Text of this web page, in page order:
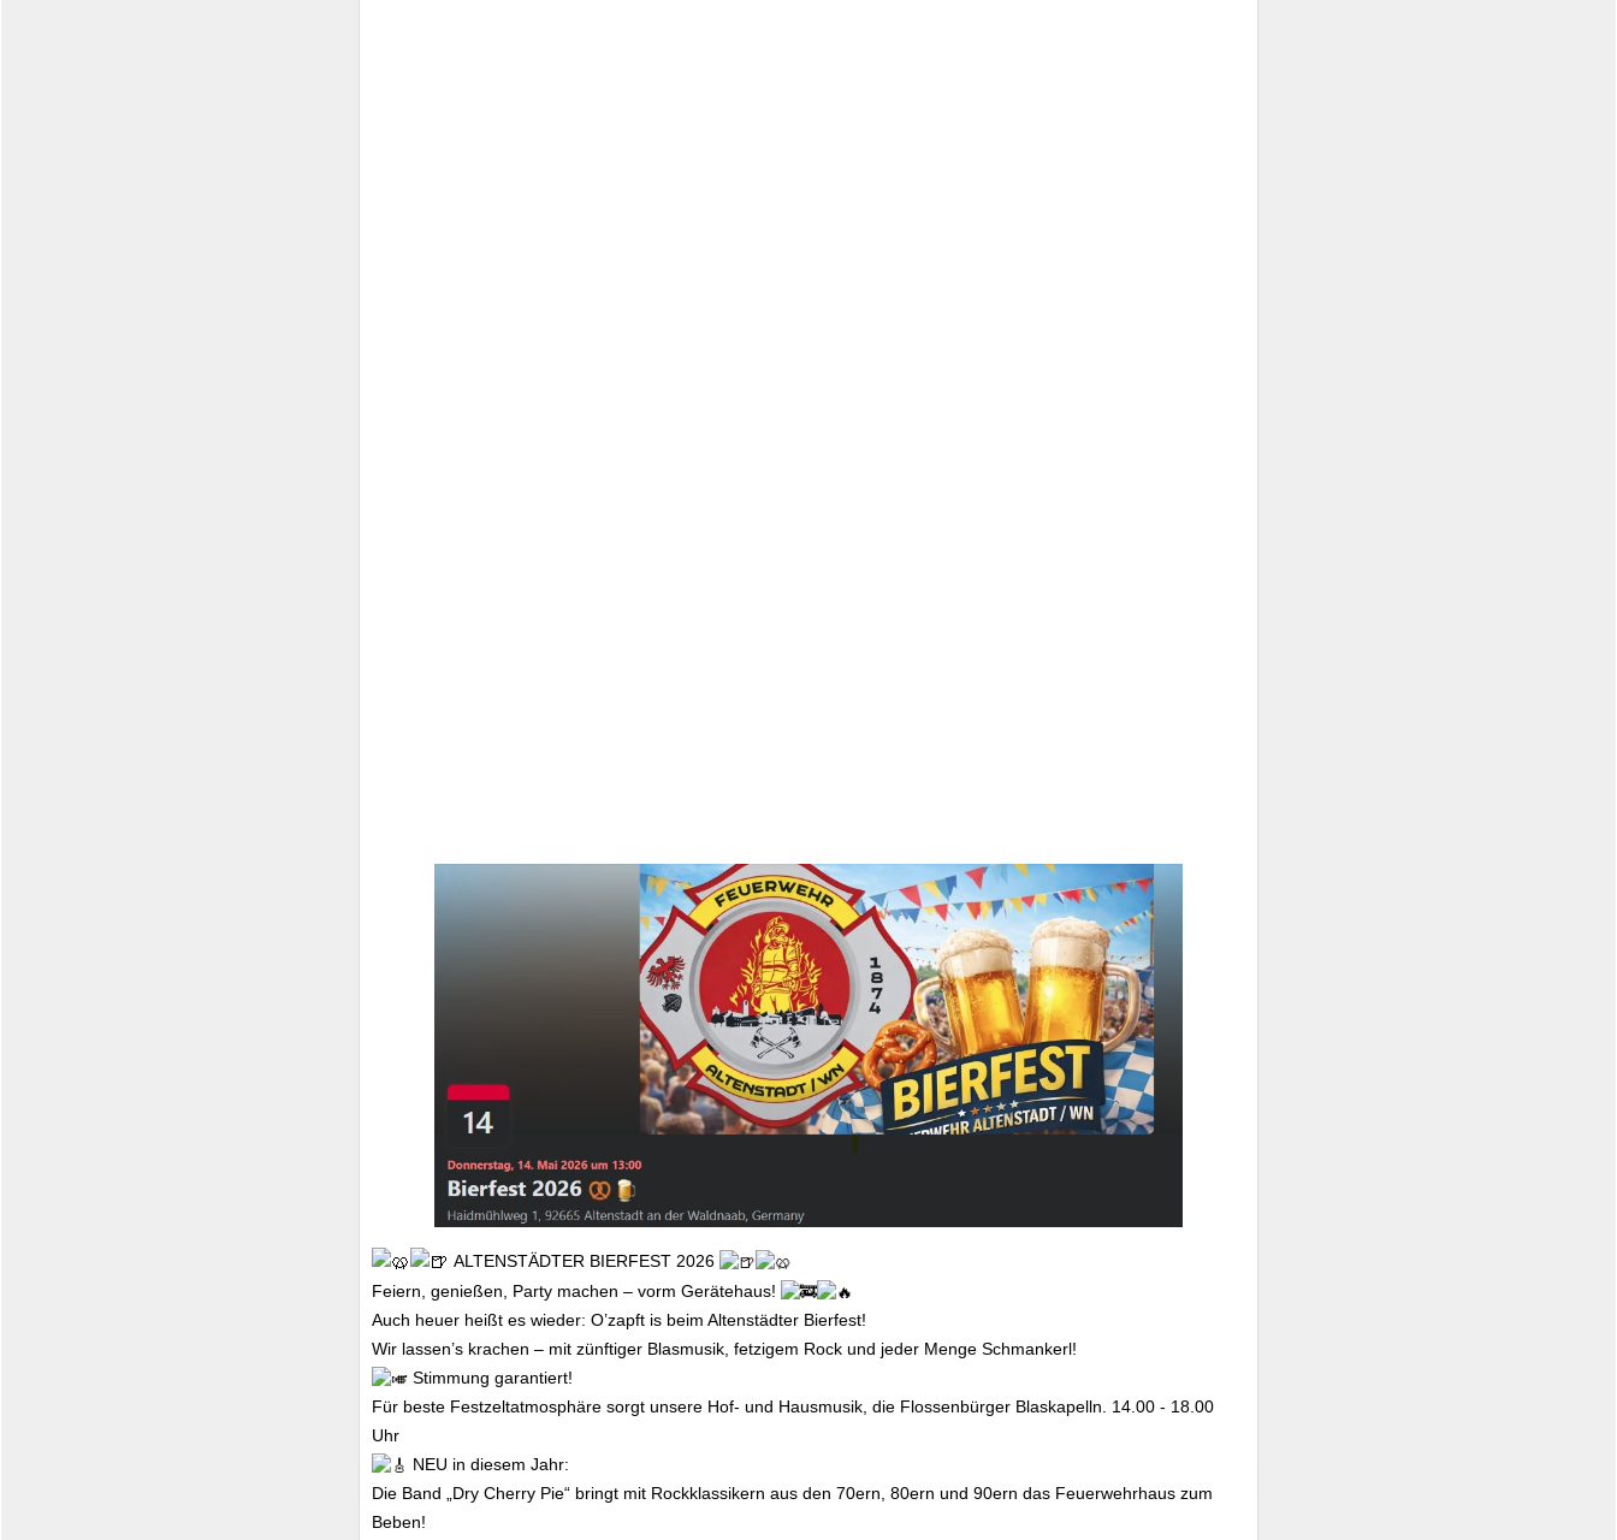
ALTENSTÄDTER BIERFEST 2026
Feiern, genießen, Party machen – vorm Gerätehaus!
Auch heuer heißt es wieder: O’zapft is beim Altenstädter Bierfest!
Wir lassen’s krachen – mit zünftiger Blasmusik, fetzigem Rock und jeder Menge Schmankerl!
Stimmung garantiert!
Für beste Festzeltatmosphäre sorgt unsere Hof- und Hausmusik, die Flossenbürger Blaskapelln. 14.00 - 18.00
Uhr
NEU in diesem Jahr:
Die Band „Dry Cherry Pie“ bringt mit Rockklassikern aus den 70ern, 80ern und 90ern das Feuerwehrhaus zum
Beben!